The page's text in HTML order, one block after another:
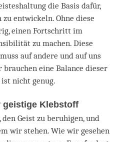
die Basis dafür,
entwickeln. Ohne diese
einen Fortschritt im
zu machen. Diese
auf andere und auf uns
eine Balance dieser
ist nicht genug.
geistige Klebstoff
Geist zu beruhigen, und
wir stehen. Wie wir gesehen